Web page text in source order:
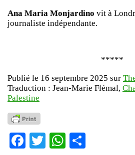
Ana Maria Monjardino vit à
journaliste indépendante.
*****
Publié le 16 septembre 2025 sur
Traduction : Jean-Marie Flémal,
Palestine
Facebook
TwitterWhatsApp